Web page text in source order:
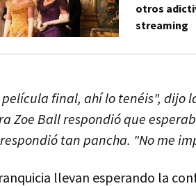
otros
streaming
final, ahí lo tenéis", dijo
Zoe Ball respondió que
tan pancha. "No me
llevan esperando la